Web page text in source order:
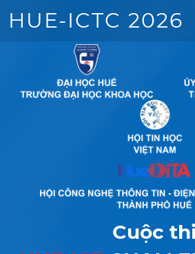
HUE-ICTC 2026
Cuộc thi